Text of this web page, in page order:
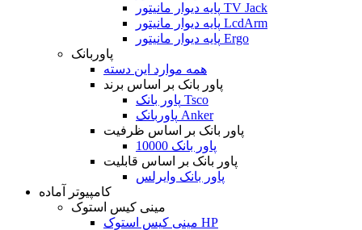
پایه دیوار مانیتور TV Jack
پایه دیوار مانیتور LcdArm
پایه دیوار مانیتور Ergo
پاوربانک
همه موارد این دسته
پاور بانک بر اساس برند
پاور بانک Tsco
پاوربانک Anker
پاور بانک بر اساس ظرفیت
پاور بانک 10000
پاور بانک بر اساس قابلیت
پاور بانک وایرلس
کامپیوتر آماده
مینی کیس استوک
مینی کیس استوک HP